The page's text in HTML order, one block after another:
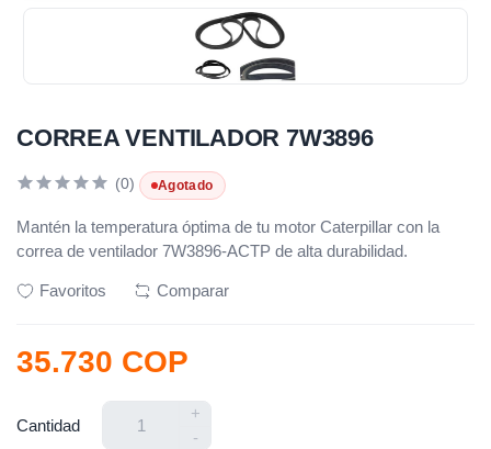
CORREA VENTILADOR 7W3896
(0) Agotado
Mantén la temperatura óptima de tu motor Caterpillar con la
correa de ventilador 7W3896-ACTP de alta durabilidad.
Favoritos Comparar
35.730 COP
Cantidad
+
-